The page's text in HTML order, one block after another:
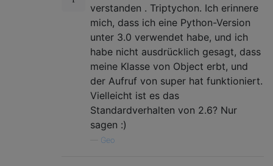
verstanden . Triptychon. Ich erinnere
mich, dass ich eine Python-Version
unter 3.0 verwendet habe, und ich
habe nicht ausdrücklich gesagt, dass
meine Klasse von Object erbt, und
der Aufruf von super hat funktioniert.
Vielleicht ist es das
Standardverhalten von 2.6? Nur
sagen :)
Geo